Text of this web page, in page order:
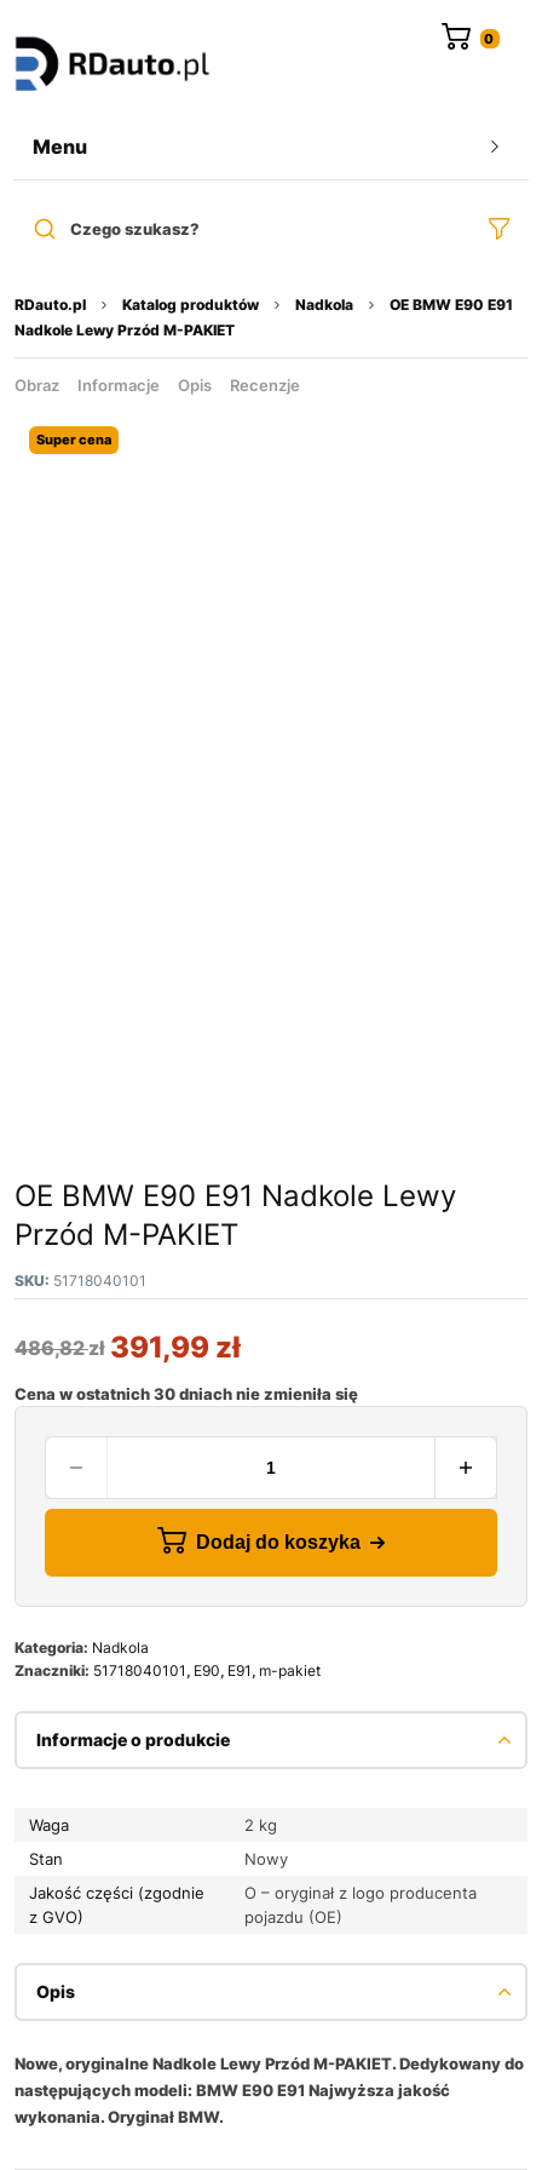
Menu
Czego szukasz?
RDauto.pl Katalog produktów Nadkola
OE BMW E90 E91
Nadkole Lewy Przód M-PAKIET
Obraz Informacje Opis Recenzje
Super cena
OE BMW E90 E91 Nadkole Lewy
Przód M-PAKIET
SKU: 51718040101
486,82zł 391,99 zł
Cena w ostatnich 30 dniach nie zmieniła się
Dodaj do koszyka
Kategoria: Nadkola
Znaczniki: 51718040101 , E90, E91 , m-pakiet
Informacje o produkcie
Waga
2 kg
Stan
Nowy
Jakość części (zgodnie
z GVO)
O – oryginał z logo producenta
pojazdu (OE)
Opis
Nowe, oryginalne Nadkole Lewy Przód M-PAKIET. Dedykowany do
następujących modeli: BMW E90 E91 Najwyższa jakość
wykonania. Oryginał BMW.